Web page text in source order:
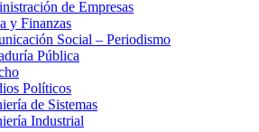
de Empresas
y Finanzas
Social – Periodismo
Pública
Políticos
de Sistemas
Industrial